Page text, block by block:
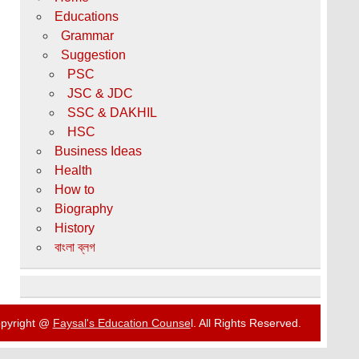
Educations
Grammar
Suggestion
PSC
JSC & JDC
SSC & DAKHIL
HSC
Business Ideas
Health
How to
Biography
History
বাংলা ব্লগ
@ Faysal's Education Counsel. All Rights Reserved.